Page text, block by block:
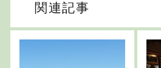
関連記事